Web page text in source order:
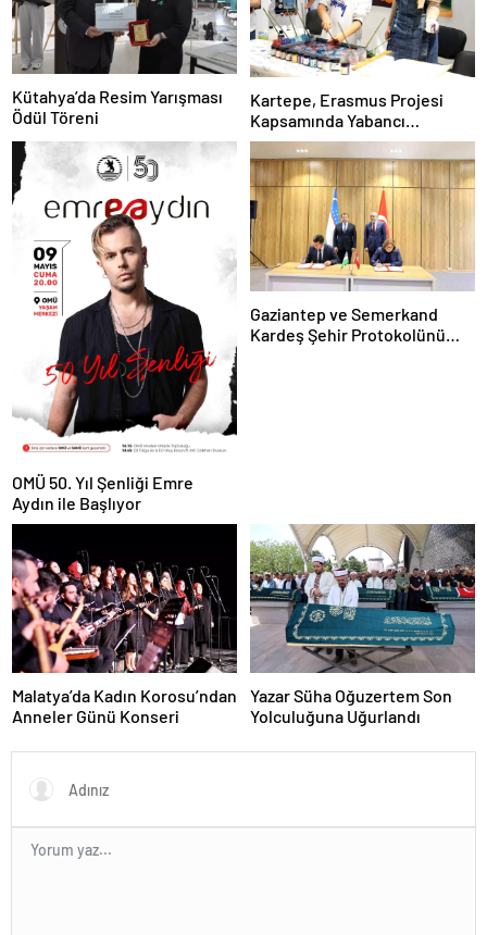
Kütahya’da Resim Yarışması
Ödül Töreni
Kartepe, Erasmus Projesi
Kapsamında Yabancı
Öğrencileri Ağırladı
OMÜ 50. Yıl Şenliği Emre
Aydın ile Başlıyor
Gaziantep ve Semerkand
Kardeş Şehir Protokolünü
Malatya’da Kadın Korosu’ndan
Anneler Günü Konseri
Yazar Süha Oğuzertem Son
Yolculuğuna Uğurlandı